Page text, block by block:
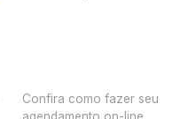
Confira como fazer seu
agendamento on-line.